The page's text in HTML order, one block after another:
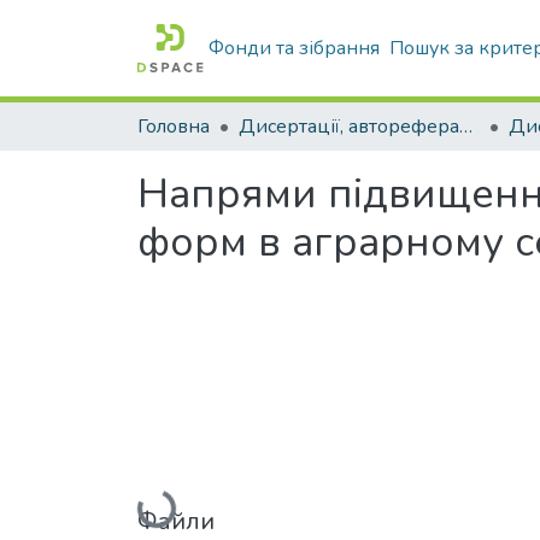
Фонди та зібрання Пошук за
Головна Дисертації, автореферати дисертацій
Напрями
форм в аграрному
Вантажиться...
Файли